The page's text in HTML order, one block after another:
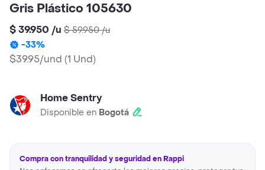
Gris Plástico 105630
$ 39.950 /u $ 59.950/u
-33%
$39.95/und (1 Und)
Home Sentry
Disponible en Bogotá
Compra con tranquilidad y seguridad en Rappi